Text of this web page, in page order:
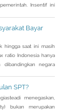
Insentif ini
Bayar
hingga saat ini masih
ratio Indonesia hanya
negara
SPT?
menegaskan,
bukan merupakan